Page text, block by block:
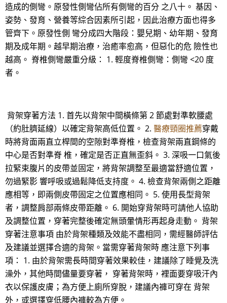
造成的側彎。原發性側彎佔所有側彎的百分 之八十。 基因、
姿勢、發育、營養等綜合因素所引起，因此治療方面也得多
管齊下。原發性側 彎分成四大階段：嬰兒期、幼年期、發育
期及成年期。越早期治療，治癒率愈高，但惡化的危 險性也
越高。 脊椎側彎嚴重分級： 1. 輕度脊椎側彎：側彎 <20 度
者。
背架穿著方法 1. 首先以背架中間橫條第 2 節處對準軟腰處
（約肚臍延線）以確定背架高低位置。 2. 醫療頸圈推薦穿戴
時將背面兩直立桿間的空隙對準脊椎，檢查背架兩直鋼條的
中心是否對準脊 椎，確定是否正直無歪斜。 3. 深吸一口氣後
拉緊束腹片的皮帶並固定，將背架調整至最適當舒適位置，
勿過緊影 響呼吸或過鬆降低支持度。 4. 檢查背架兩側之距離
應相等，即兩側皮帶固定之位置應相同。 5. 使用長型背架
者，調整肩部兩條皮帶距離。 6. 開始穿背架時可請他人協助
及調整位置，穿著完整後確定無頭暈情形再起身走動。 背架
穿著注意事項 由於背架種類及效能不盡相同，需經醫師評估
及建議並選擇合適的背架。當需穿著背架時 應注意下列事
項： 1. 由於背架需長時間穿著效果較佳，建議除了睡覺及洗
澡外，其他時間儘量要穿著， 穿著背架時，裡面要穿吸汗內
衣以保護皮膚；為方便上廁所穿脫，建議內褲可穿在 背架
外，或選擇穿低腰內褲較為方便。